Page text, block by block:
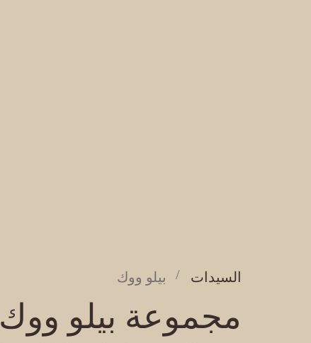
السيدات بيلو ووك
مجموعة بيلو ووك